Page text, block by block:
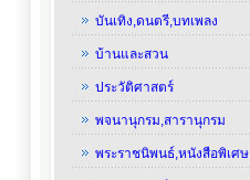
บันเทิง,ดนตรี,บทเพลง
บ้านและสวน
ประวัติศาสตร์
พจนานุกรม,สารานุกรม
พระราชนิพนธ์,หนังสือพิเศษ